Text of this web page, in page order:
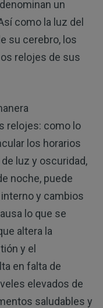
un
como la luz del
su cerebro, los
relojes de sus
relojes: como lo
los horarios
luz y oscuridad,
noche, puede
y cambios
lo que se
altera la
y el
en falta de
elevados de
saludables y